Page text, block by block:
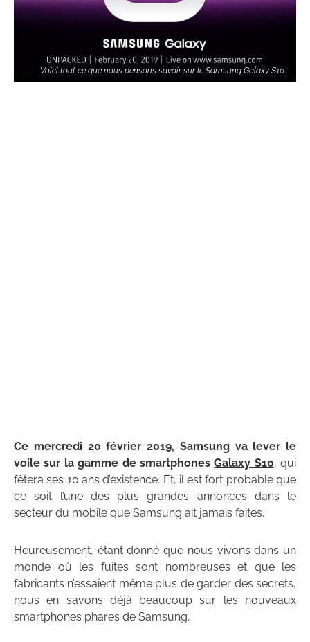
Voici tout ce que nous pensons savoir sur le Samsung Galaxy S10
Ce mercredi 20 février 2019, Samsung va lever le
voile sur la gamme de smartphonesGalaxy S10, qui
fêtera ses 10 ans d’existence. Et, il est fort probable que
ce soit l’une des plus grandes annonces dans le
secteur du mobile que Samsung ait jamais faites.
Heureusement, étant donné que nous vivons dans un
monde où les fuites sont nombreuses et que les
fabricants n’essaient même plus de garder des secrets,
nous en savons déjà beaucoup sur les nouveaux
smartphones phares de Samsung.